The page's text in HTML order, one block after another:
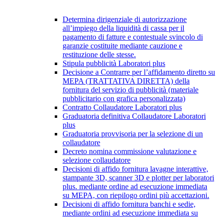
Determina dirigenziale di autorizzazione
all’impiego della liquidità di cassa per il
pagamento di fatture e contestuale svincolo di
garanzie costituite mediante cauzione e
restituzione delle stesse.
Stipula pubblicità Laboratori plus
Decisione a Contrarre per l’affidamento diretto su
MEPA (TRATTATIVA DIRETTA) della
fornitura del servizio di pubblicità (materiale
pubblicitario con grafica personalizzata)
Contratto Collaudatore Laboratori plus
Graduatoria definitiva Collaudatore Laboratori
plus
Graduatoria provvisoria per la selezione di un
collaudatore
Decreto nomina commissione valutazione e
selezione collaudatore
Decisioni di affido fornitura lavagne interattive,
stampante 3D, scanner 3D e plotter per laboratori
plus. mediante ordine ad esecuzione immediata
su MEPA, con riepilogo ordini più accettazioni.
Decisioni di affido fornitura banchi e sedie,
mediante ordini ad esecuzione immediata su